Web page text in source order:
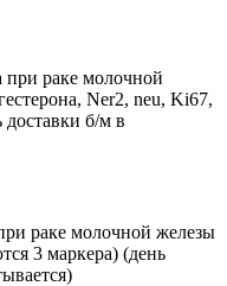
при раке молочной
Ner2, neu, Ki67,
доставки б/м в
раке молочной железы
3 маркера) (день